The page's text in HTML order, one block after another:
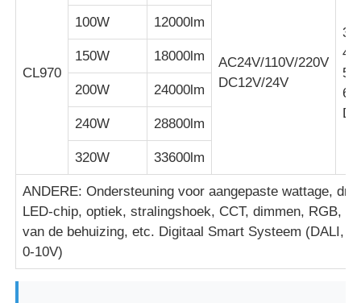
Kwaliteitscontrole
Contacteer ons
Vraag een offerte aan
Explosiebestendige Verlichting
Explosiebestendig Alarmlicht
CL970
AC24V/110V/220V
DC12V/24V
100W 12000lm
150W 18000lm
200W 24000lm
240W 28800lm
320W 33600lm
ANDERE: Ondersteuning voor aangepaste wattage,
LED-chip, optiek, stralingshoek, CCT, dimmen, RGB,
van de behuizing, etc. Digitaal Smart Systeem (DALI,
0-10V)